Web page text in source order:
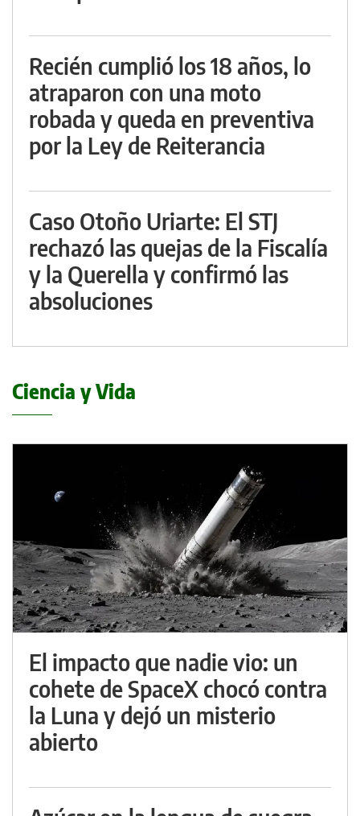
Recién cumplió los 18 años, lo
atraparon con una moto
robada y queda en preventiva
por la Ley de Reiterancia
Caso Otoño Uriarte: El STJ
rechazó las quejas de la Fiscalía
y la Querella y confirmó las
absoluciones
Ciencia y Vida
El impacto que nadie vio: un
cohete de SpaceX chocó contra
la Luna y dejó un misterio
abierto